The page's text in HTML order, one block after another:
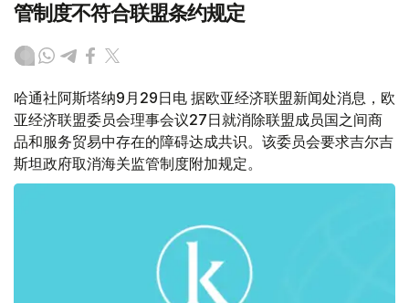
管制度不符合联盟条约规定
哈通社阿斯塔纳9月29日电 据欧亚经济联盟新闻处消息，欧
亚经济联盟委员会理事会议27日就消除联盟成员国之间商
品和服务贸易中存在的障碍达成共识。该委员会要求吉尔吉
斯坦政府取消海关监管制度附加规定。